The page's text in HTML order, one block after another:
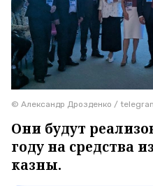
© Александр Дрозденко /
Они будут
году на средства
казны.